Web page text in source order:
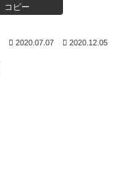
コピー
2020.07.07 2020.12.05